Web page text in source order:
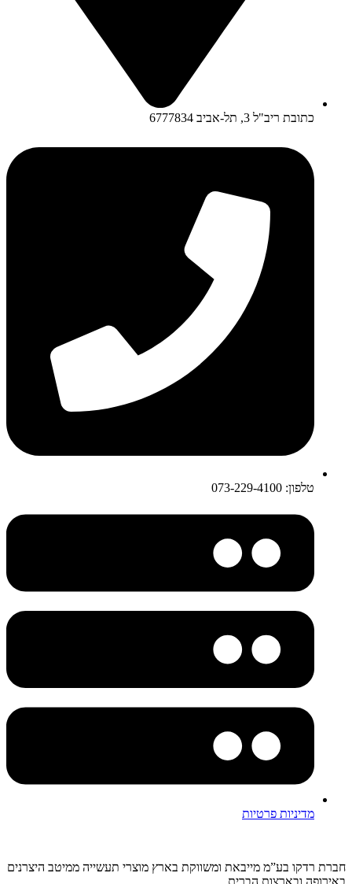
כתובת ריב"ל 3, תל-אביב 6777834
טלפון: 073-229-4100
מדיניות פרטיות
חברת רדקו בע”מ מייבאת ומשווקת בארץ מוצרי תעשייה ממיטב היצרנים
באירופה ובארצות הברית.